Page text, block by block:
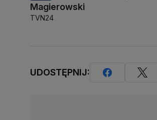
Magierowski
TVN24
UDOSTĘPNIJ: